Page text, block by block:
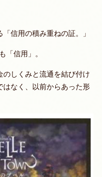
信用の積み重ねの証。」
「信用」。
しくみと流通を結び付け
はなく、以前からあった形